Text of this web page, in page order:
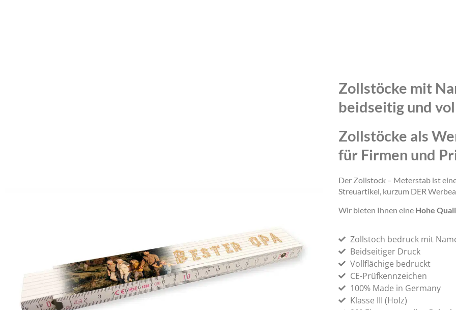
Zollstöcke mit
beidseitig und
Zollstöcke als
für Firmen und
Der Zollstock – Meterstab ist
Streuartikel, kurzum DER
Wir bieten Ihnen eine Hohe
Zollstoch bedruck mit
Beidseitiger Druck
Vollflächige bedruckt
CE-Prüfkennzeichen
100% Made in Germany
Klasse III (Holz)